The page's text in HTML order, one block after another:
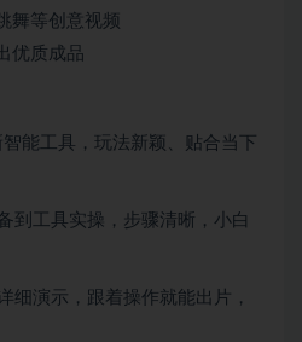
舞等创意视频
优质成品
能工具，玩法新颖、贴合当下
到工具实操，步骤清晰，小白
细演示，跟着操作就能出片，